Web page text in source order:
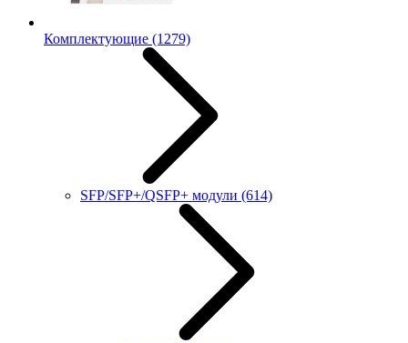
Комплектующие (1279)
SFP/SFP+/QSFP+ модули (614)